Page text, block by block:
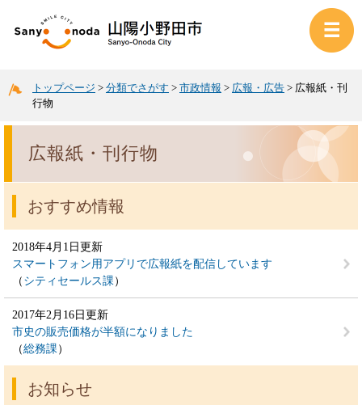
トップページ > 分類でさがす > 市政情報 > 広報・広告 > 広報紙・刊
行物
広報紙・刊行物
おすすめ情報
2018年4月1日更新
スマートフォン用アプリで広報紙を配信しています
シティセールス課
2017年2月16日更新
市史の販売価格が半額になりました
総務課
お知らせ